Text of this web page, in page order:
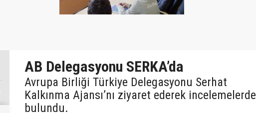
AB Delegasyonu SERKA’da
Avrupa Birliği Türkiye Delegasyonu Serhat
Kalkınma Ajansı’nı ziyaret ederek incelemelerde
bulundu.